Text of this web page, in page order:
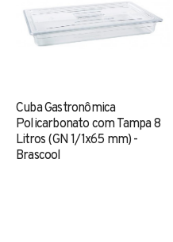
Cuba Gastronômica
Policarbonato com Tampa 8
Litros (GN 1/1x65 mm) -
Brascool